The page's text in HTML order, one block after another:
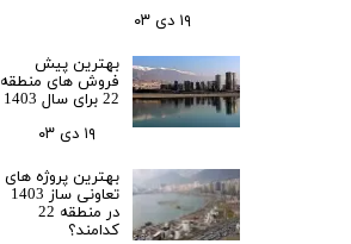
۱۹ دی ۰۳
بهترین پیش
فروش های منطقه
22 برای سال 1403
۱۹ دی ۰۳
بهترین پروژه های
تعاونی ساز 1403
در منطقه 22
کدامند؟